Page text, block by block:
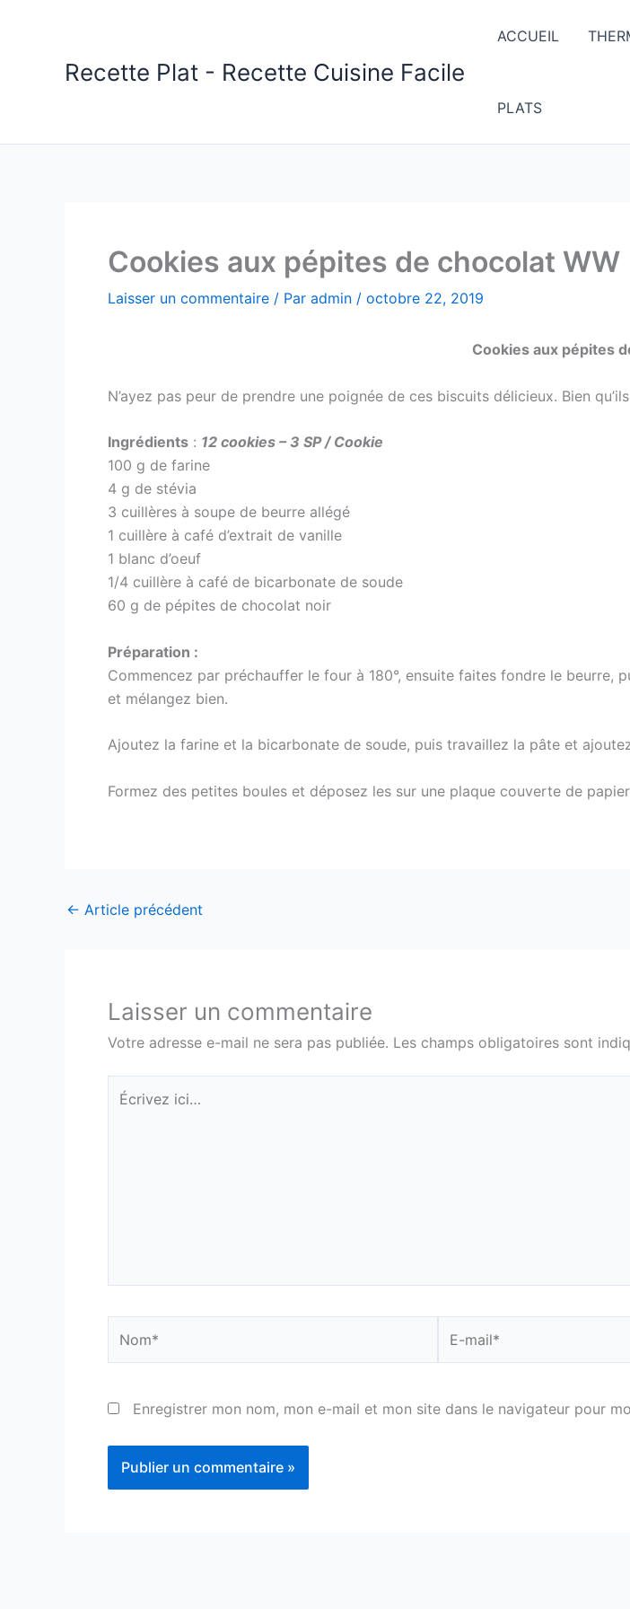
Recette Plat - Recette Cuisine Facile
ACCUEIL
PLATS
Cookies aux pépites de chocolat WW
Laisser un commentaire / Par admin / octobre 22, 2019
Cookies aux pépites
N’ayez pas peur de prendre une poignée de ces biscuits délicieux. Bien
Ingrédients : 12 cookies – 3 SP / Cookie
100 g de farine
4 g de stévia
3 cuillères à soupe de beurre allégé
1 cuillère à café d’extrait de vanille
1 blanc d’oeuf
1/4 cuillère à café de bicarbonate de soude
60 g de pépites de chocolat noir
Préparation :
Commencez par préchauffer le four à 180°, ensuite faites fondre le beurre,
et mélangez bien.
Ajoutez la farine et la bicarbonate de soude, puis travaillez la pâte et
Formez des petites boules et déposez les sur une plaque couverte de
← Article précédent
Laisser un commentaire
Votre adresse e-mail ne sera pas publiée. Les champs obligatoires sont
Écrivez
ici…
mail*
Enregistrer mon nom, mon e-mail et mon site dans le navigateur pour